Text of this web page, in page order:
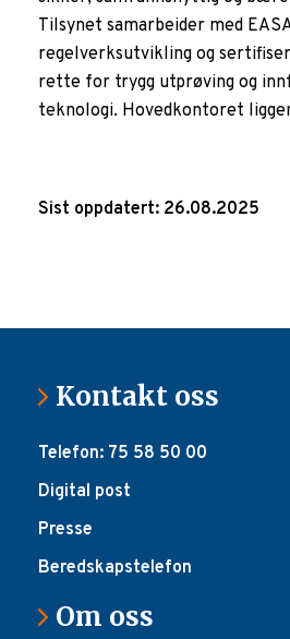
Tilsynet samarbeider med
regelverksutvikling og
rette for trygg utprøving og
teknologi. Hovedkontoret
Sist oppdatert: 26.08.2025
Kontakt oss
Telefon: 75 58 50 00
Digital post
Presse
Beredskapstelefon
Om oss